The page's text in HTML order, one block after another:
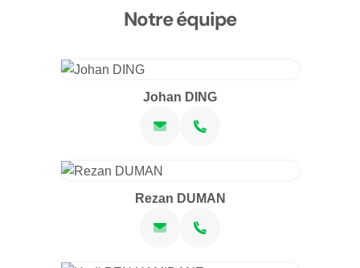
Notre équipe
Johan DING
Rezan DUMAN